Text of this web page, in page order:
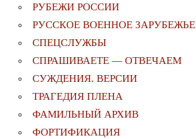
РУБЕЖИ РОССИИ
РУССКОЕ ВОЕННОЕ ЗАРУБЕЖЬЕ
СПЕЦСЛУЖБЫ
СПРАШИВАЕТЕ — ОТВЕЧАЕМ
СУЖДЕНИЯ. ВЕРСИИ
ТРАГЕДИЯ ПЛЕНА
ФАМИЛЬНЫЙ АРХИВ
ФОРТИФИКАЦИЯ